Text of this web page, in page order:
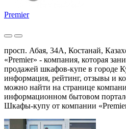
Premier
просп. Абая, 34А, Костанай,
«Premier» - компания, которая
продажей шкафов-купе в городе
информация, рейтинг, отзывы и
можно найти на странице
информационном бытовом
Шкафы-купу от компании